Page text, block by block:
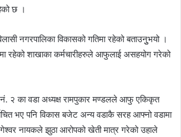
छ ।
नगरपालिका विकासको गतिमा रहेको बताउनुुभयो ।
रहेको शाखाका कर्मचारीहरुले आफुलाई असहयोग गरेको
२ का वडा अध्यक्ष रामपुकार मण्डलले आफु एकिकृत
भए पनि विकास बजेट अन्य वडाकै सरह आफ्नो वडामा
नायकले झुठा आरोपको खेती मात्र गरेको उहाले